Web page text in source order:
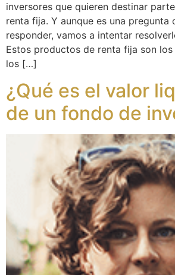
inversores que quieren destinar
renta fija. Y aunque es una pregunta
responder, vamos a intentar
Estos productos de renta fija son
los […]
¿Qué es el valor
de un fondo de